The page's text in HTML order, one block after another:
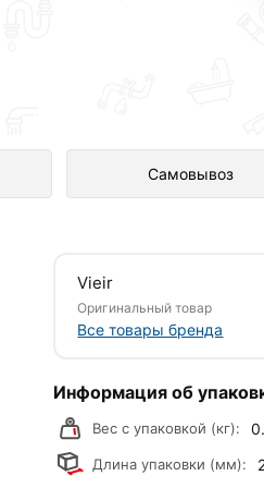
Самовывоз
Vieir
Оригинальный товар
Все товары бренда
Информация об
Вес с упаковкой (кг):
Длина упаковки (мм):